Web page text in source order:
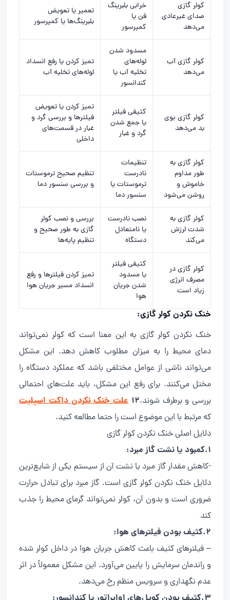
کولر گازی
صدای غیرعادی
می‌دهد
خرابی بلبرینگ
فن یا
کمپرسور
تعمیر یا تعویض
بلبرینگ‌ها یا کمپرسور
کولر گازی آب
می‌دهد
مسدود شدن
لوله‌های
تخلیه آب یا
کندانسور
تمیز کردن یا رفع انسداد
لوله‌های تخلیه آب
کولر گازی بوی
بد می‌دهد
کثیفی فیلتر
یا جمع شدن
گرد و غبار
تمیز کردن یا تعویض
فیلترها و بررسی گرد و
غبار در قسمت‌های
داخلی
کولر گازی به
طور مداوم
خاموش و
روشن می‌شود
تنظیمات
نادرست
ترموستات یا
سنسور دما
تنظیم صحیح ترموستات
و بررسی سنسور دما
کولر گازی به
شدت لرزش
می‌کند
نصب نادرست
یا نامتعادل
دستگاه
بررسی و نصب کولر
گازیبه طور صحیح و
تنظیم پایه‌ها
کولر گازی در
مصرف انرژی
زیاد است
کثیفی فیلتر
یا مسدود
شدن جریان
هوا
تمیز کردن فیلترها و رفع
انسداد مسیر جریان هوا
خنک نکردن کولر گازی:
خنک نکردن کولر گازی به این معنا است که کولر نمی‌تواند
دمای محیط را به میزان مطلوب کاهش دهد. این مشکل
می‌تواند ناشی از عوامل مختلفی باشد که عملکرد دستگاه را
مختل می‌کنند. برای رفع این مشکل، باید علت‌های احتمالی
بررسی و برطرف شوند.۱۲ علت خنک نکردن داکت اسپلیت
که مرتبط با این موضوع است را حتما مطالعه کنید.
دلایل اصلی خنک نکردن کولر گازی
1.کمبود یا نشت گاز مبرد:
-کاهش مقدار گاز مبرد یا نشت آن از سیستم یکی از شایع‌ترین
دلایل خنک نکردن کولر گازی است. گاز مبرد برای تبادل حرارت
ضروری است و بدون آن، کولر نمی‌تواند گرمای محیط را جذب
کند
2.کثیف بودن فیلترهای هوا:
– فیلترهای کثیف باعث کاهش جریان هوا در داخل کولر شده
و راندمان سرمایش را پایین می‌آورد. این مشکل معمولاً در اثر
عدم نگهداری و سرویس منظم رخ می‌دهد.